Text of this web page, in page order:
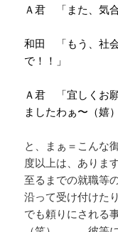
Ａ君 「また、気
和田 「もう、社
で！！」
Ａ君 「宜しくお
ましたわぁ〜（嬉）
と、まぁ＝こんな
度以上は、ありま
至るまでの就職等
沿って受け付けた
でも頼りにされる